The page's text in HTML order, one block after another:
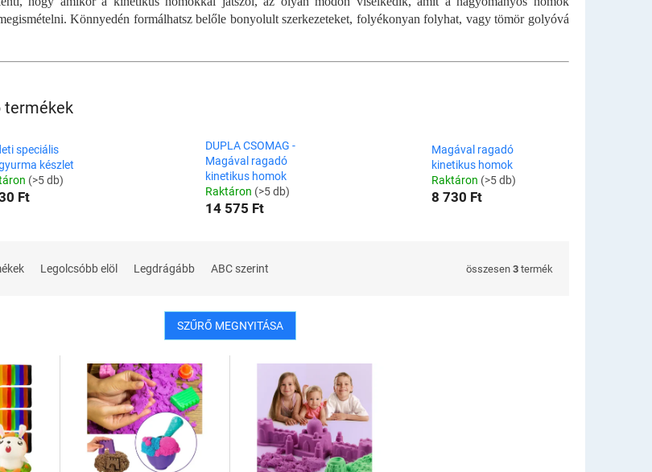
Könnyedén formálhatsz belőle bonyolult szerkezeteket, folyékonyan folyhat, vagy tömör golyóvá
termékek
speciális
készlet
(>5 db)
Ft
DUPLA CSOMAG -
Magával ragadó
kinetikus homok
Raktáron (>5 db)
14 575 Ft
Magával ragadó
kinetikus homok
Raktáron (>5 db)
8 730 Ft
Legolcsóbb elöl Legdrágább ABC szerint összesen 3 termék
SZŰRŐ MEGNYITÁSA